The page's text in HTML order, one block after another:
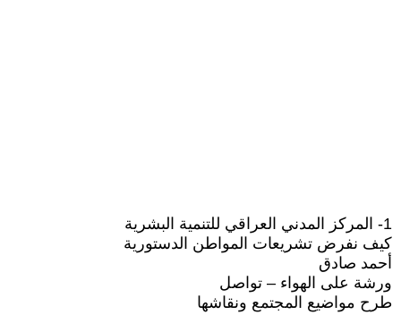
1- المركز المدني العراقي للتنمية البشرية
كيف نفرض تشريعات المواطن الدستورية
أحمد صادق
ورشة على الهواء – تواصل
طرح مواضيع المجتمع ونقاشها